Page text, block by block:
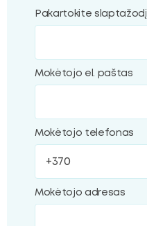
Pakartokite slaptažodį
Mokėtojo el. paštas
Mokėtojo telefonas
Mokėtojo adresas